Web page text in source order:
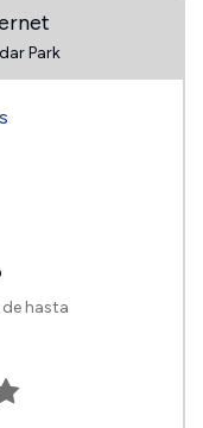
Park
hasta